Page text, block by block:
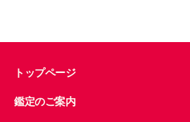
トップページ
鑑定のご案内